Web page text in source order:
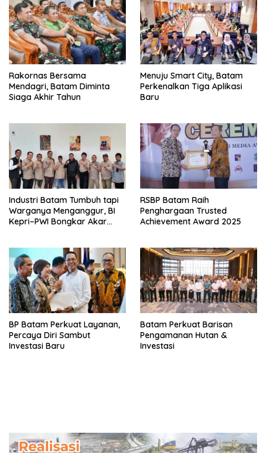
Rakornas Bersama
Mendagri, Batam Diminta
Siaga Akhir Tahun
Menuju Smart City, Batam
Perkenalkan Tiga Aplikasi
Baru
Industri Batam Tumbuh tapi
Warganya Menganggur, BI
Kepri–PWI Bongkar Akar
RSBP Batam Raih
Penghargaan Trusted
Achievement Award 2025
BP Batam Perkuat Layanan,
Percaya Diri Sambut
Investasi Baru
Batam Perkuat Barisan
Pengamanan Hutan &
Investasi